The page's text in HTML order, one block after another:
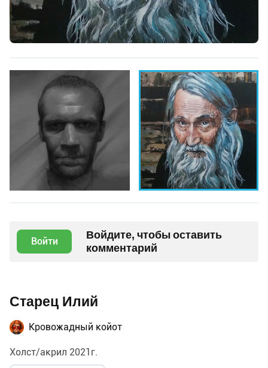
Войти
Войдите, чтобы оставить
комментарий
Старец Илий
Кровожадный койот
Холст/акрил 2021г.